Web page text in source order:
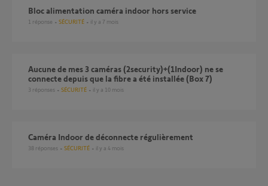
Bloc alimentation caméra indoor hors service
1 réponse SÉCURITÉ il y a 7 mois
Aucune de mes 3 caméras (2security)+(1Indoor) ne se
connecte depuis que la fibre a été installée (Box 7)
3 réponses SÉCURITÉ il y a 10 mois
Caméra Indoor de déconnecte régulièrement
38 réponses SÉCURITÉ il y a 4 mois